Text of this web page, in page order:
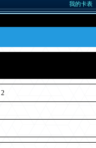
我的卡表
2